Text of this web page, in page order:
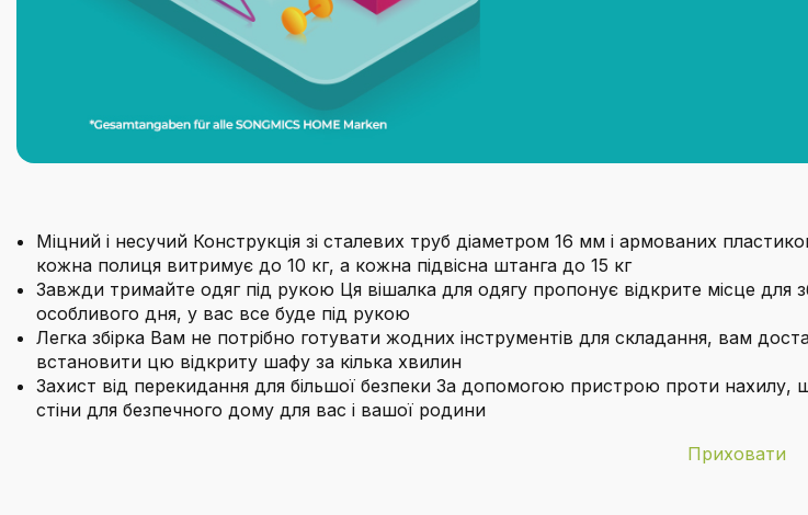
Міцний і несучий Конструкція зі сталевих труб діаметром 16 мм і армованих
кожна полиця витримує до 10 кг, а кожна підвісна штанга до 15 кг
Завжди тримайте одяг під рукою Ця вішалка для одягу пропонує відкрите місце
особливого дня, у вас все буде під рукою
Легка збірка Вам не потрібно готувати жодних інструментів для складання, вам
встановити цю відкриту шафу за кілька хвилин
Захист від перекидання для більшої безпеки За допомогою пристрою проти
стіни для безпечного дому для вас і вашої родини
Приховати